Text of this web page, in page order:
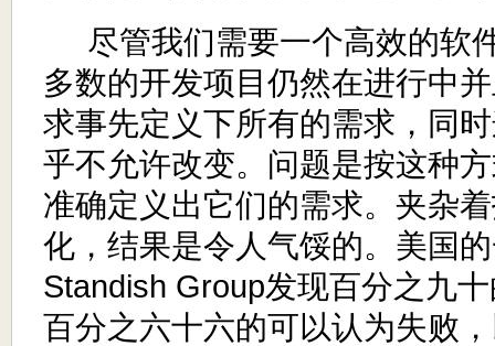
尽管我们需要一个高效的软
多数的开发项目仍然在进行中
求事先定义下所有的需求，同
乎不允许改变。问题是按这种
准确定义出它们的需求。夹杂
化，结果是令人气馁的。美国
Standish Group发现百分之九十
百分之六十六的可以认为失败